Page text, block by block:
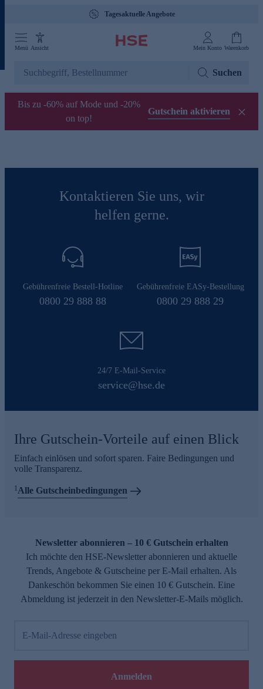
Tagesaktuelle Angebote
Menü Ansicht Mein Konto Warenkorb
Suchen
Bis zu -60% auf Mode und -20%
on top!
Gutschein aktivieren
Kontaktieren Sie uns, wir
helfen gerne.
Gebührenfreie Bestell-Hotline
0800 29 888 88
Gebührenfreie EASy-Bestellung
0800 29 888 29
24/7 E-Mail-Service
service@hse.de
Ihre Gutschein-Vorteile auf einen Blick
Einfach einlösen und sofort sparen. Faire Bedingungen und
volle Transparenz.
1Alle Gutscheinbedingungen
Newsletter abonnieren – 10 € Gutschein erhalten
Ich möchte den HSE-Newsletter abonnieren und aktuelle
Trends, Angebote & Gutscheine per E-Mail erhalten. Als
Dankeschön bekommen Sie einen 10 € Gutschein. Eine
Abmeldung ist jederzeit in den Newsletter-E-Mails möglich.
E-Mail-Adresse eingeben
Anmelden